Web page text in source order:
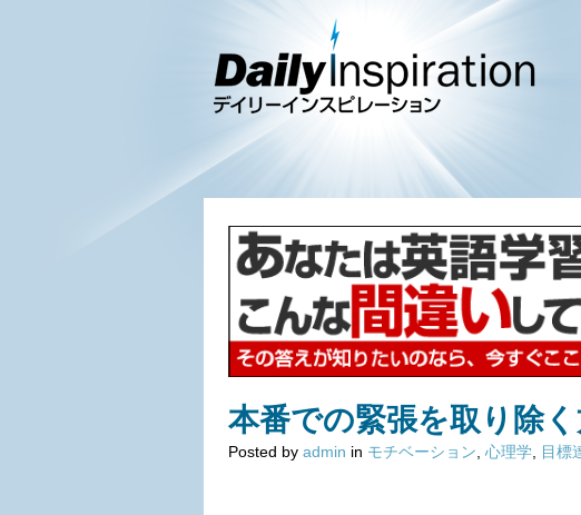
本番での緊張を取り除
Posted by admin in モチベーション 心理学 目標